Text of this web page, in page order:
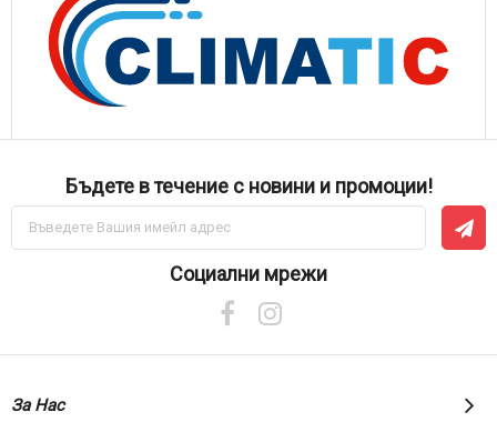
Бъдете в течение с новини и промоции!
Абонирай
за
Социални мрежи
За Нас